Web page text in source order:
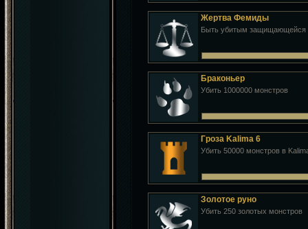
Жертва Фемиды
Быть убитым защищающейся
Браконьер
Убить 1000000 монстров
Гроза Kalima 6
Убить 50000 монстров в
Золотое руно
Убить 250 золотых монстров